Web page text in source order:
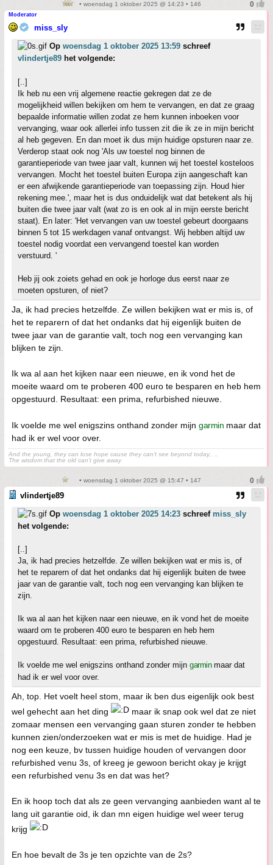
• woensdag 1 oktober 2025 @ 14:23 • 146
Moderator
miss_sly
Op woensdag 1 oktober 2025 13:59 schreef
vlindertje89 het volgende:
[..]
Ik heb nu een vrij algemene reactie gekregen dat ze de
mogelijkheid willen bekijken om hem te vervangen, en dat ze graag
bepaalde informatie willen zodat ze hem kunnen inboeken voor
vervanging, waar ook allerlei info tussen zit die ik ze in mijn bericht
al heb gegeven. En dan moet ik dus mijn huidige opsturen naar ze.
Verderop staat ook nog 'Als uw toestel nog binnen de
garantieperiode van twee jaar valt, kunnen wij het toestel kosteloos
vervangen. Mocht het toestel buiten Europa zijn aangeschaft kan
er een afwijkende garantieperiode van toepassing zijn. Houd hier
rekening mee.', maar het is dus onduidelijk wat dat betekent als hij
buiten die twee jaar valt (wat zo is en ook al in mijn eerste bericht
staat). En later: 'Het vervangen van uw toestel gebeurt doorgaans
binnen 5 tot 15 werkdagen vanaf ontvangst. Wij hebben altijd uw
toestel nodig voordat een vervangend toestel kan worden
verstuurd. '
Heb jij ook zoiets gehad en ook je horloge dus eerst naar ze
moeten opsturen, of niet?
Ja, ik had precies hetzelfde. Ze willen bekijken wat er mis is, of
het te reparern of dat het ondanks dat hij eigenlijk buiten de
twee jaar van de garantie valt, toch nog een vervanging kan
blijken te zijn.
Ik wa al aan het kijken naar een nieuwe, en ik vond het de
moeite waard om te proberen 400 euro te besparen en heb hem
opgestuurd. Resultaat: een prima, refurbished nieuwe.
Ik voelde me wel enigszins onthand zonder mijn garmin maar dat
had ik er wel voor over.
And the young, they can lose hope cause they can't see beyond today,. ..
The wisdom that the old can't give away
• woensdag 1 oktober 2025 @ 15:47 • 147
vlindertje89
Op woensdag 1 oktober 2025 14:23 schreef miss_sly
het volgende:
[..]
Ja, ik had precies hetzelfde. Ze willen bekijken wat er mis is, of
het te reparern of dat het ondanks dat hij eigenlijk buiten de twee
jaar van de garantie valt, toch nog een vervanging kan blijken te
zijn.
Ik wa al aan het kijken naar een nieuwe, en ik vond het de moeite
waard om te proberen 400 euro te besparen en heb hem
opgestuurd. Resultaat: een prima, refurbished nieuwe.
Ik voelde me wel enigszins onthand zonder mijn garminmaar dat
had ik er wel voor over.
Ah, top. Het voelt heel stom, maar ik ben dus eigenlijk ook best
wel gehecht aan het ding
maar ik snap ook wel dat ze niet
zomaar mensen een vervanging gaan sturen zonder te hebben
kunnen zien/onderzoeken wat er mis is met de huidige. Had je
nog een keuze, bv tussen huidige houden of vervangen door
refurbished venu 3s, of kreeg je gewoon bericht okay je krijgt
een refurbished venu 3s en dat was het?
En ik hoop toch dat als ze geen vervanging aanbieden want al te
lang uit garantie oid, ik dan mn eigen huidige wel weer terug
krijg
En hoe bevalt de 3s je ten opzichte van de 2s?